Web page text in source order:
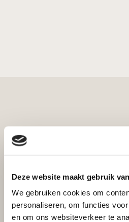
Deze website maakt gebruik
We gebruiken cookies om
personaliseren, om functies
en om ons websiteverkeer te
Dunwandige
Bocht 90° Ø 125 mm